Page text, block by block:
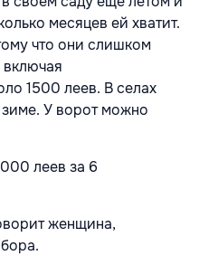
месяцев ей хватит.
что они слишком
1500 леев. В селах
зиме. У ворот можно
леев за 6
женщина,